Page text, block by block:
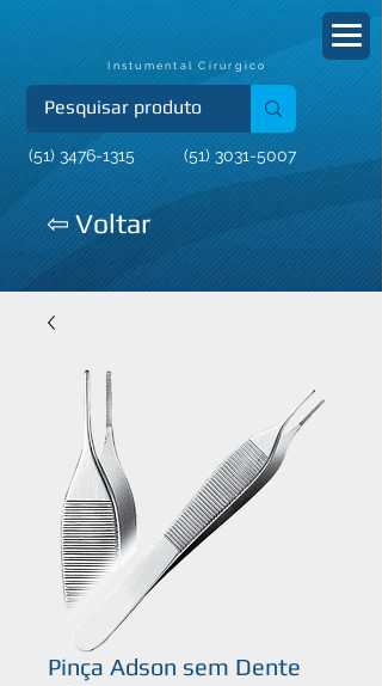
(51) 3031-5007
(51) 3476-1315
Instumental Cirúrgico
⇦ Voltar
Pinça Adson sem Dente